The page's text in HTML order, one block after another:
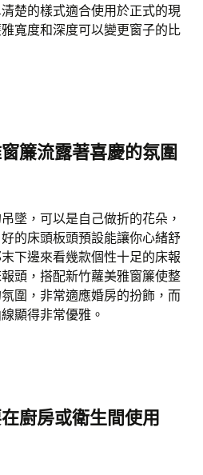
楚的樣式適合使用於正式的現
寬度和深度可以變更窗子的比
簾流露著喜慶的氛圍
墜，可以是自己做折的花朵，
的床頭板頭預設能讓你心緒舒
下邊來看幾款個性十足的床報
頭，搭配新竹蘿美雅窗簾使整
圍，非常適應婚房的扮飾，而
顯得非常優雅。
廚房或衛生間使用